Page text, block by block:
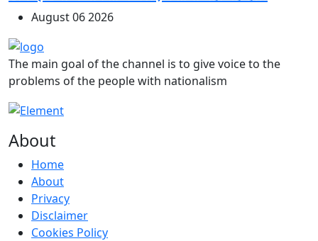
August 06 2026
The main goal of the channel is to give voice to the
problems of the people with nationalism
About
Home
About
Privacy
Disclaimer
Cookies Policy